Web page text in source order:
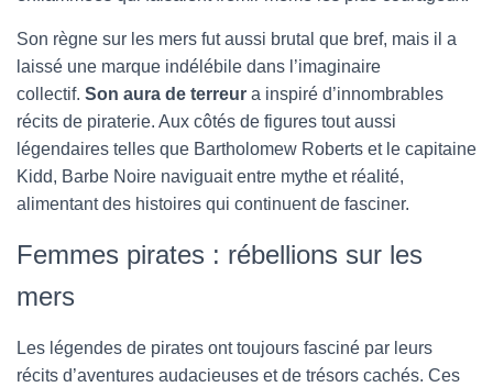
Son règne sur les mers fut aussi brutal que bref, mais il a
laissé une marque indélébile dans l’imaginaire
collectif. Son aura de terreur a inspiré d’innombrables
récits de piraterie. Aux côtés de figures tout aussi
légendaires telles que Bartholomew Roberts et le capitaine
Kidd, Barbe Noire naviguait entre mythe et réalité,
alimentant des histoires qui continuent de fasciner.
Femmes pirates : rébellions sur les
mers
Les légendes de pirates ont toujours fasciné par leurs
récits d’aventures audacieuses et de trésors cachés. Ces